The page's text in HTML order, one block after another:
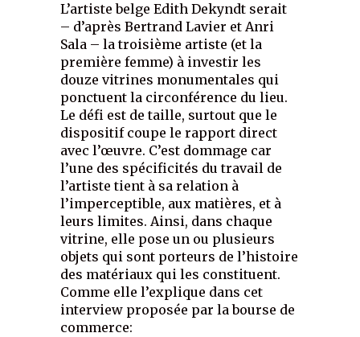
L’artiste belge Edith Dekyndt serait
– d’après Bertrand Lavier et Anri
Sala – la troisième artiste (et la
première femme) à investir les
douze vitrines monumentales qui
ponctuent la circonférence du lieu.
Le défi est de taille, surtout que le
dispositif coupe le rapport direct
avec l’œuvre. C’est dommage car
l’une des spécificités du travail de
l’artiste tient à sa relation à
l’imperceptible, aux matières, et à
leurs limites. Ainsi, dans chaque
vitrine, elle pose un ou plusieurs
objets qui sont porteurs de l’histoire
des matériaux qui les constituent.
Comme elle l’explique dans cet
interview proposée par la bourse de
commerce: